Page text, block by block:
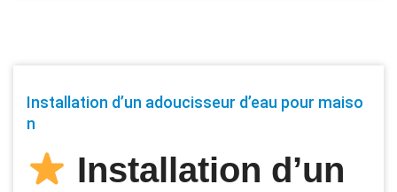
Installation d’un adoucisseur d’eau pour maiso
n
Installation d’un